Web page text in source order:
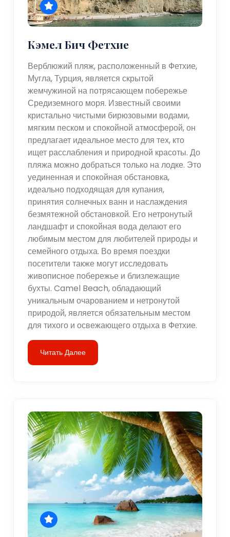
Кэмел Бич Фетхие
Верблюжий пляж, расположенный в Фетхие,
Мугла, Турция, является скрытой
жемчужиной на потрясающем побережье
Средиземного моря. Известный своими
кристально чистыми бирюзовыми водами,
мягким песком и спокойной атмосферой, он
предлагает идеальное место для тех, кто
ищет расслабления и природной красоты. До
пляжа можно добраться только на лодке. Это
уединенная и спокойная обстановка,
идеально подходящая для купания,
принятия солнечных ванн и наслаждения
безмятежной обстановкой. Его нетронутый
ландшафт и спокойная вода делают его
любимым местом для любителей природы и
семейного отдыха. Во время поездки
посетители также могут исследовать
живописное побережье и близлежащие
бухты. Camel Beach, обладающий
уникальным очарованием и нетронутой
природой, является обязательным местом
для тихого и освежающего отдыха в Фетхие.
Читать Далее